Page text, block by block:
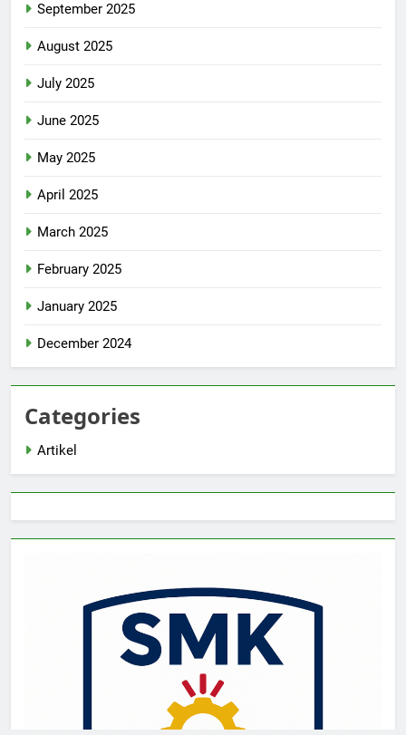
September 2025
August 2025
July 2025
June 2025
May 2025
April 2025
March 2025
February 2025
January 2025
December 2024
Categories
Artikel